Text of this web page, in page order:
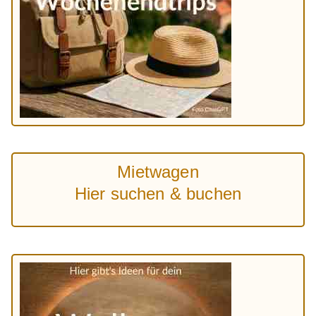
Mietwagen
Hier suchen & buchen